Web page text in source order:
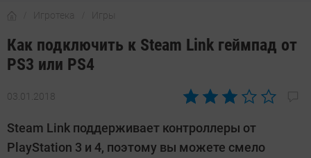
Игротека Игры
Как подключить к Steam Link геймпад от
PS3 или PS4
03.01.2018
Автор:
Дмитриева
Steam Link поддерживает контроллеры от
PlayStation 3 и 4, поэтому вы можете смело